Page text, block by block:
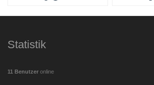
Statistik
11 Benutzer online